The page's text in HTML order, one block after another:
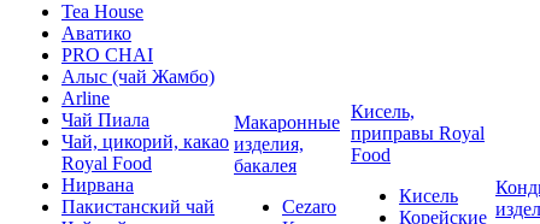
Tea House
Аватико
PRO CHAI
Алыс (чай Жамбо)
Arline
Чай Пиала
Чай, цикорий, какао
Royal Food
Нирвана
Пакистанский чай
Макаронные
изделия,
бакалея
Cezaro
Кисель,
приправы Royal
Food
Кисель
Корейские